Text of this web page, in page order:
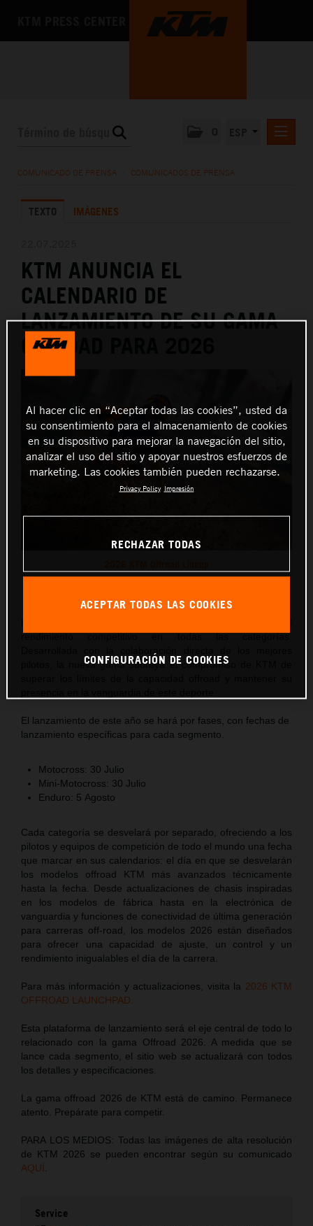
LA EMPRESA
COMUNICADO DE PRENSA COMUNICADOS DE PRENSA
TEXTO IMÁGENES
KTM ANUNCIA EL
CALENDARIO DE
LANZAMIENTO DE SU GAMA
OFFROAD PARA 2026
rendimiento competitivo en todas las categorías.
pilotos, la nueva gama subraya el compromiso de KTM de
El lanzamiento de este año se hará por fases, con fechas de
lanzamiento específicas para cada segmento.
Motocross: 30 Julio
Mini-Motocross: 30 Julio
Enduro: 5 Agosto
Cada categoría se desvelará por separado, ofreciendo a los
pilotos y equipos de competición de todo el mundo una fecha
que marcar en sus calendarios: el día en que se desvelarán
los modelos offroad KTM más avanzados técnicamente
hasta la fecha. Desde actualizaciones de chasis inspiradas
en los modelos de fábrica hasta en la electrónica de
vanguardia y funciones de conectividad de última generación
para carreras off-road, los modelos 2026 están diseñados
para ofrecer una capacidad de ajuste, un control y un
rendimiento inigualables el día de la carrera.
Para más información y actualizaciones, visita la 2026 KTM
OFFROAD LAUNCHPAD.
Esta plataforma de lanzamiento será el eje central de todo lo
relacionado con la gama Offroad 2026. A medida que se
lance cada segmento, el sitio web se actualizará con todos
los detalles y especificaciones.
La gama offroad 2026 de KTM está de camino. Permanece
atento. Prepárate para competir.
PARA LOS MEDIOS: Todas las imágenes de alta resolución
de KTM 2026 se pueden encontrar según su comunicado
AQUÍ
Service
Al hacer clic en “Aceptar todas las cookies”, usted da
su consentimiento para el almacenamiento de cookies
en su dispositivo para mejorar la navegación del sitio,
analizar el uso del sitio y apoyar nuestros esfuerzos de
marketing. Las cookies también pueden rechazarse.
Privacy Policy Impresión
RECHAZAR TODAS
ACEPTAR TODAS LAS COOKIES
CONFIGURACIÓN DE COOKIES